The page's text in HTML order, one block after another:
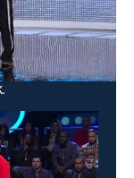
de
a DIRECTV